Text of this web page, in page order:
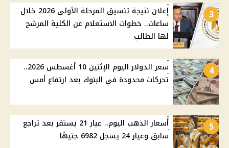
3
إعلان نتيجة تنسيق المرحلة الأولى 2026 خلال
ساعات.. خطوات الاستعلام عن الكلية المرشح
لها الطالب
4
سعر الدولار اليوم الإثنين 10 أغسطس 2026..
تحركات محدودة في البنوك بعد ارتفاع أمس
5
أسعار الذهب اليوم.. عيار 21 يستقر بعد تراجع
سابق وعيار 24 يسجل 6982 جنيهًا